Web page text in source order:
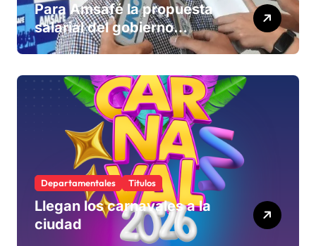
Para Amsafé la propuesta
salarial del gobierno
«queda corta» y el viernes
rechaza
Departamentales Titulos
Llegan los carnavales a la
ciudad